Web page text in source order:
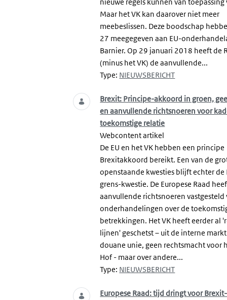
Maar het VK kan daarover niet meer
meebeslissen. Deze boodschap
27 meegegeven aan EU-
Barnier. Op 29 januari 2018 heeft de
(minus het VK) de aanvullende...
Type: NIEUWSBERICHT
Brexit: Principe-akkoord in groen,
en aanvullende richtsnoeren voor
toekomstige relatie
Webcontent artikel
De EU en het VK hebben een principe
Brexitakkoord bereikt. Een van de
openstaande kwesties blijft echter de
grens-kwestie. De Europese Raad
aanvullende richtsnoeren vastgesteld
onderhandelingen over de
betrekkingen. Het VK heeft eerder al
lijnen' geschetst – uit de interne
douane unie, geen rechtsmacht voor
Hof - maar over andere...
Type: NIEUWSBERICHT
Europese Raad: tijd dringt voor